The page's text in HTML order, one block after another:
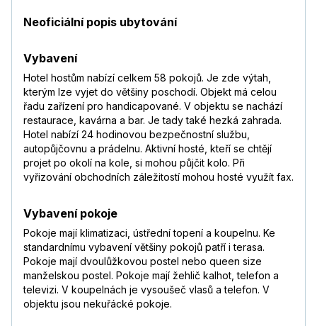
Neoficiální popis ubytování
Vybavení
Hotel hostům nabízí celkem 58 pokojů. Je zde výtah,
kterým lze vyjet do většiny poschodí. Objekt má celou
řadu zařízení pro handicapované. V objektu se nachází
restaurace, kavárna a bar. Je tady také hezká zahrada.
Hotel nabízí 24 hodinovou bezpečnostní službu,
autopůjčovnu a prádelnu. Aktivní hosté, kteří se chtějí
projet po okolí na kole, si mohou půjčit kolo. Při
vyřizování obchodních záležitostí mohou hosté využít fax.
Vybavení pokoje
Pokoje mají klimatizaci, ústřední topení a koupelnu. Ke
standardnímu vybavení většiny pokojů patří i terasa.
Pokoje mají dvoulůžkovou postel nebo queen size
manželskou postel. Pokoje mají žehlič kalhot, telefon a
televizi. V koupelnách je vysoušeč vlasů a telefon. V
objektu jsou nekuřácké pokoje.